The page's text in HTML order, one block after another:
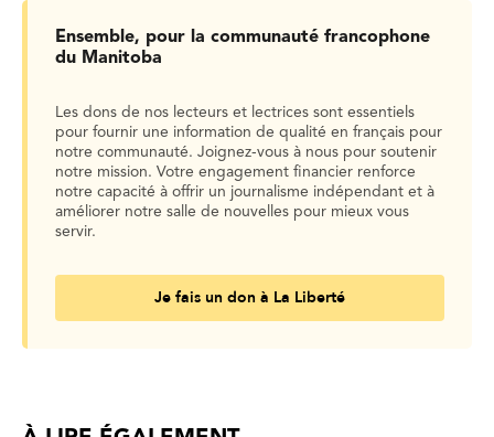
Ensemble, pour la communauté francophone
du Manitoba
Les dons de nos lecteurs et lectrices sont essentiels
pour fournir une information de qualité en français pour
notre communauté. Joignez-vous à nous pour soutenir
notre mission. Votre engagement financier renforce
notre capacité à offrir un journalisme indépendant et à
améliorer notre salle de nouvelles pour mieux vous
servir.
Je fais un don à La Liberté